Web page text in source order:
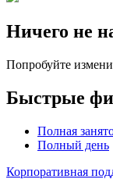
Ничего не
Попробуйте
Быстрые
Полная
Полный день
Корпоративная